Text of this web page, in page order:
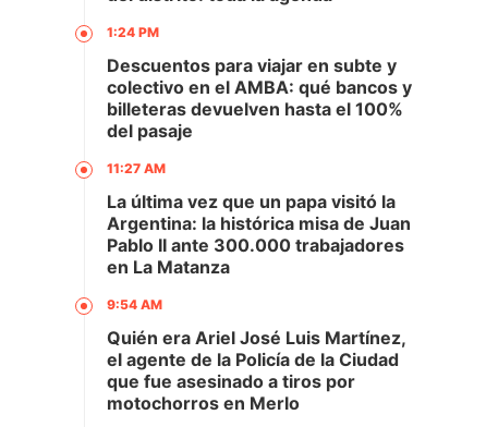
1:24 PM
Descuentos para viajar en subte y
colectivo en el AMBA: qué bancos y
billeteras devuelven hasta el 100%
del pasaje
11:27 AM
La última vez que un papa visitó la
Argentina: la histórica misa de Juan
Pablo II ante 300.000 trabajadores
en La Matanza
9:54 AM
Quién era Ariel José Luis Martínez,
el agente de la Policía de la Ciudad
que fue asesinado a tiros por
motochorros en Merlo